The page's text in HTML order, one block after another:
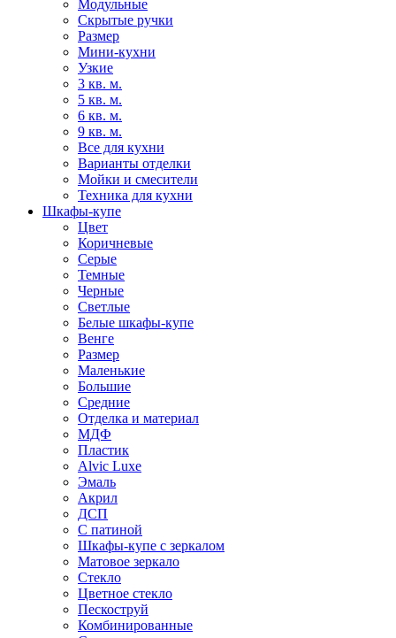
Модульные
Скрытые ручки
Размер
Мини-кухни
Узкие
3 кв. м.
5 кв. м.
6 кв. м.
9 кв. м.
Все для кухни
Варианты отделки
Мойки и смесители
Техника для кухни
Шкафы-купе
Цвет
Коричневые
Серые
Темные
Черные
Светлые
Белые шкафы-купе
Венге
Размер
Маленькие
Большие
Средние
Отделка и материал
МДФ
Пластик
Alvic Luxe
Эмаль
Акрил
ДСП
С патиной
Шкафы-купе с зеркалом
Матовое зеркало
Стекло
Цветное стекло
Пескоструй
Комбинированные